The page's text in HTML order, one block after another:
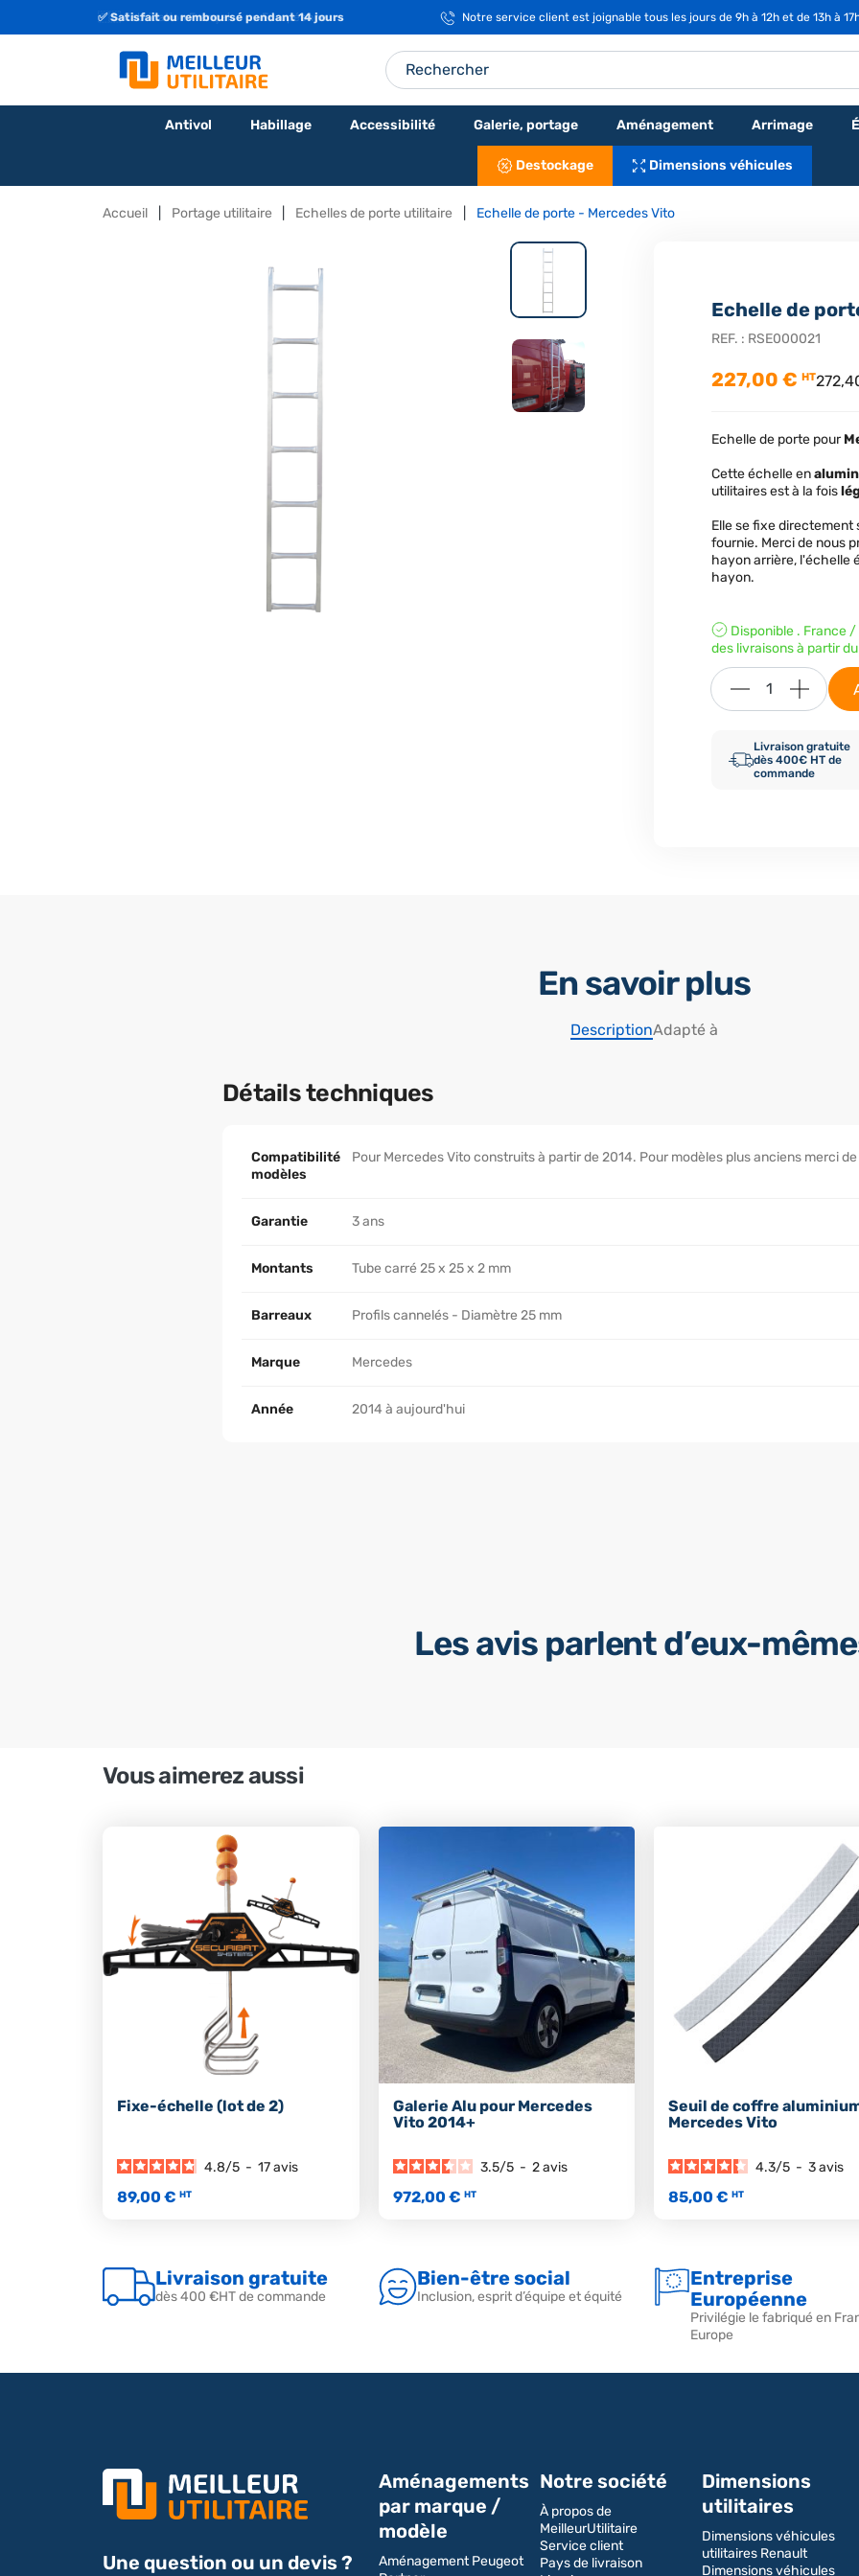
🇫🇷 Fabrication Française ou Européenne Notre service client est joignable tous les jours de 9h à 12h et de 13h à
Antivol Habillage Accessibilité Galerie, portage Aménagement Arrimage
Destockage Dimensions véhicules
Accueil Portage utilitaire Echelles de porte utilitaire Echelle de porte - Mercedes Vito
Echelle de
REF. : RSE000021
227,00 € HT
Echelle de porte pour
Cette échelle en
utilitaires est à la fois
Elle se fixe directement
fournie. Merci de nous
hayon arrière, l'échelle
hayon.
Disponible . France
des livraisons à partir
Livraison gratuite
dès 400€ HT de
commande
En savoir plus
DescriptionAdapté à
Détails techniques
Compatibilité
modèles
Pour Mercedes Vito construits à partir de 2014. Pour modèles plus anciens merci
Garantie 3 ans
Montants Tube carré 25 x 25 x 2 mm
Barreaux Profils cannelés - Diamètre 25 mm
Marque Mercedes
Année 2014 à aujourd'hui
Les avis parlent d’eux-
Vous aimerez aussi
Fixe-échelle (lot de 2)
4.8/5 - 17avis
89,00 € HT
Galerie Alu pour Mercedes
Vito 2014+
3.5/5 - 2avis
972,00 € HT
Seuil de coffre
Mercedes Vito
4.3/5 - 3avis
85,00 € HT
Livraison gratuite
dès 400 €HT de commande
Bien-être social
Inclusion, esprit d’équipe et équité
Entreprise
Européenne
Privilégie le fabriqué en
Europe
Une question ou un devis ?
Aménagements
par marque /
modèle
Aménagement Peugeot
Notre société
À propos de
MeilleurUtilitaire
Service client
Pays de livraison
Dimensions
utilitaires
Dimensions véhicules
utilitaires Renault
Dimensions véhicules